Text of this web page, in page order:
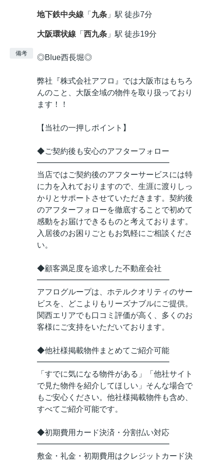
地下鉄中央線 「 九条 」駅 徒歩7分
大阪環状線 「 西九条 」駅 徒歩19分
備考 ◎Blue西長堀◎
弊社『株式会社アフロ』では大阪市はもちろ
んのこと、大阪全域の物件を取り扱っており
ます！！
【当社の一押しポイント】
◆ご契約後も安心のアフターフォロー
━━━━━━━━━━━━━━━━━
当店ではご契約後のアフターサービスには特
に力を入れておりますので、生涯に渡りしっ
かりとサポートさせていただきます。契約後
のアフターフォローを徹底することで初めて
感動をお届けできるものと考えております。
入居後のお困りごともお気軽にご相談くださ
い。
◆顧客満足度を追求した不動産会社
━━━━━━━━━━━━━━━━━
アフログループは、ホテルクオリティのサー
ビスを、どこよりもリーズナブルにご提供。
関西エリアでも口コミ評価が高く、多くのお
客様にご支持をいただいております。
◆他社様掲載物件まとめてご紹介可能
━━━━━━━━━━━━━━━━━
「すでに気になる物件がある」「他社サイト
で見た物件を紹介してほしい」そんな場合で
もご安心ください。他社様掲載物件も含め、
すべてご紹介可能です。
◆初期費用カード決済・分割払い対応
━━━━━━━━━━━━━━━━━
敷金・礼金・初期費用はクレジットカード決